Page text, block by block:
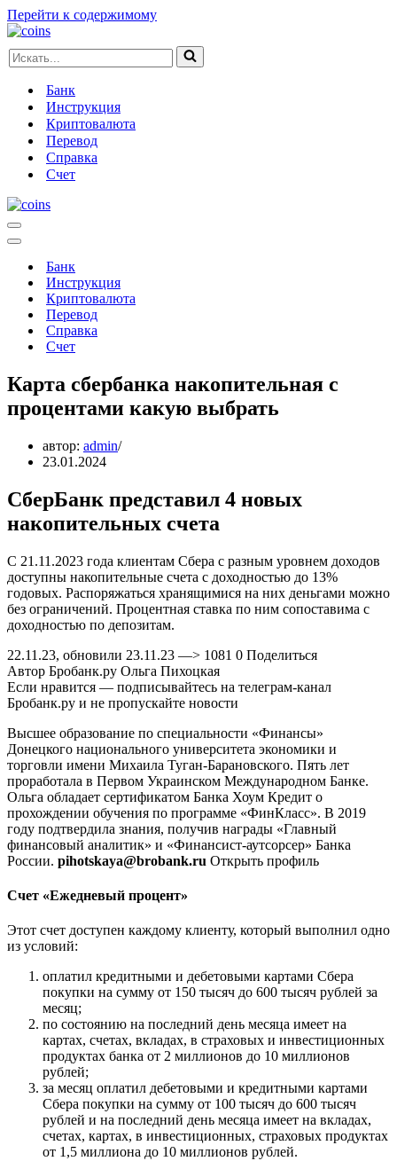
Перейти к содержимому
Искать...
Банк
Инструкция
Криптовалюта
Перевод
Справка
Счет
Меню
навигации
Меню
навигацииБанк
Инструкция
Криптовалюта
Перевод
Справка
Счет
Карта сбербанка накопительная с
процентами какую выбрать
автор: admin
23.01.2024
СберБанк представил 4 новых
накопительных счета
С 21.11.2023 года клиентам Сбера с разным уровнем доходов
доступны накопительные счета с доходностью до 13%
годовых. Распоряжаться хранящимися на них деньгами можно
без ограничений. Процентная ставка по ним сопоставима с
доходностью по депозитам.
22.11.23, обновили 23.11.23 —> 1081 0 Поделиться
Автор Бробанк.ру Ольга Пихоцкая
Если нравится — подписывайтесь на телеграм-канал
Бробанк.ру и не пропускайте новости
Высшее образование по специальности «Финансы»
Донецкого национального университета экономики и
торговли имени Михаила Туган-Барановского. Пять лет
проработала в Первом Украинском Международном Банке.
Ольга обладает сертификатом Банка Хоум Кредит о
прохождении обучения по программе «ФинКласс». В 2019
году подтвердила знания, получив награды «Главный
финансовый аналитик» и «Финансист-аутсорсер» Банка
России. pihotskaya@brobank.ru Открыть профиль
Счет «Ежедневый процент»
Этот счет доступен каждому клиенту, который выполнил одно
из условий:
оплатил кредитными и дебетовыми картами Сбера
покупки на сумму от 150 тысяч до 600 тысяч рублей за
месяц;
по состоянию на последний день месяца имеет на
картах, счетах, вкладах, в страховых и инвестиционных
продуктах банка от 2 миллионов до 10 миллионов
рублей;
за месяц оплатил дебетовыми и кредитными картами
Сбера покупки на сумму от 100 тысяч до 600 тысяч
рублей и на последний день месяца имеет на вкладах,
счетах, картах, в инвестиционных, страховых продуктах
от 1,5 миллиона до 10 миллионов рублей.